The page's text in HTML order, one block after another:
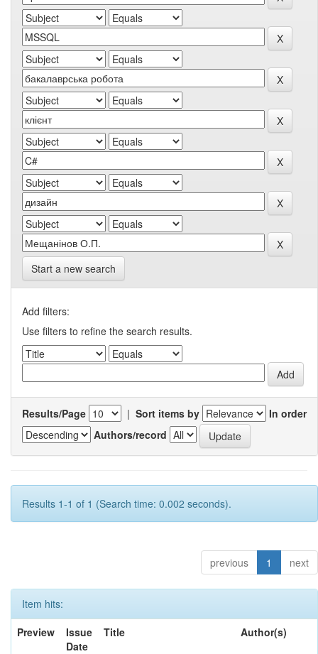
Start a new search
Add filters:
Use filters to refine the search results.
Results/Page | Sort items by
In order
Authors/record
Results 1-1 of 1 (Search time: 0.002 seconds).
previous 1 next
Item hits:
Preview
Issue
Date
Title Author(s)